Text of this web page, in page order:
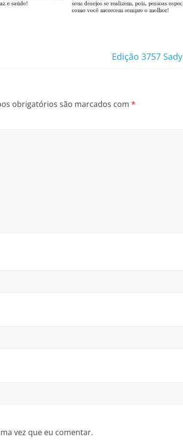
Edição 3757 Sady
obrigatórios são marcados com *
vez que eu comentar.